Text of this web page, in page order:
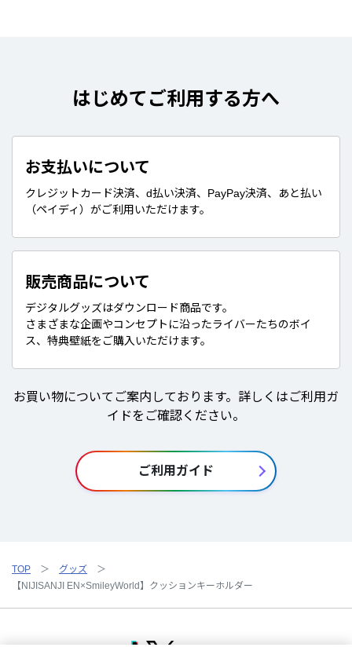
はじめてご利用する方へ
お支払いについて
クレジットカード決済、d払い決済、PayPay決済、あと払い
（ペイディ）がご利用いただけます。
販売商品について
デジタルグッズはダウンロード商品です。
さまざまな企画やコンセプトに沿ったライバーたちのボイ
ス、特典壁紙をご購入いただけます。
お買い物についてご案内しております。詳しくはご利用ガ
イドをご確認ください。
ご利用ガイド
TOP
グッズ
【NIJISANJI EN×SmileyWorld】クッションキーホルダー